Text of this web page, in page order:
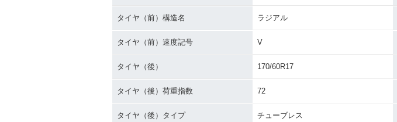
タイヤ（前）構造名 ラジアル
タイヤ（前）速度記号 V
タイヤ（後） 170/60R17
タイヤ（後）荷重指数 72
タイヤ（後）タイプ チューブレス